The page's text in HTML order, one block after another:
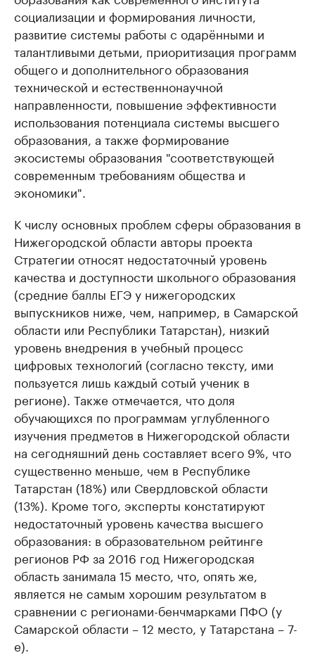
социализации и формирования личности,
развитие системы работы с одарёнными и
талантливыми детьми, приоритизация программ
общего и дополнительного образования
технической и естественнонаучной
направленности, повышение эффективности
использования потенциала системы высшего
образования, а также формирование
экосистемы образования "соответствующей
современным требованиям общества и
экономики".
К числу основных проблем сферы образования в
Нижегородской области авторы проекта
Стратегии относят недостаточный уровень
качества и доступности школьного образования
(средние баллы ЕГЭ у нижегородских
выпускников ниже, чем, например, в Самарской
области или Республики Татарстан), низкий
уровень внедрения в учебный процесс
цифровых технологий (согласно тексту, ими
пользуется лишь каждый сотый ученик в
регионе). Также отмечается, что доля
обучающихся по программам углубленного
изучения предметов в Нижегородской области
на сегодняшний день составляет всего 9%, что
существенно меньше, чем в Республике
Татарстан (18%) или Свердловской области
(13%). Кроме того, эксперты констатируют
недостаточный уровень качества высшего
образования: в образовательном рейтинге
регионов РФ за 2016 год Нижегородская
область занимала 15 место, что, опять же,
является не самым хорошим результатом в
сравнении с регионами-бенчмарками ПФО (у
Самарской области – 12 место, у Татарстана ​– 7-
е).